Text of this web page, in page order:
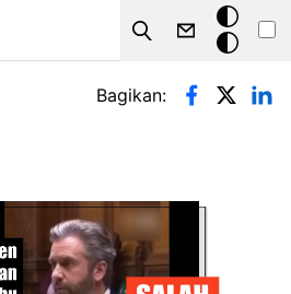
Search
Mode
gelap
Bagikan: